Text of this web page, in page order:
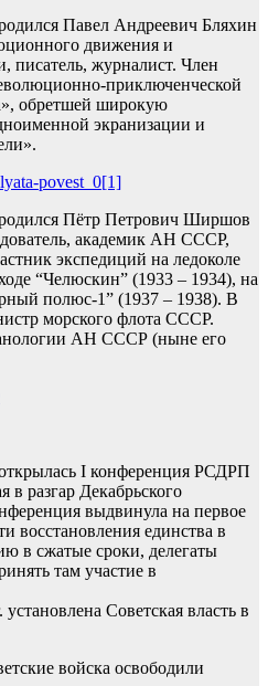
Павел Андреевич Бляхин
движения и
писатель, журналист. Член
приключенческой
обретшей широкую
экранизации и
родился Пётр Петрович Ширшов
академик АН СССР,
экспедиций на ледоколе
“Челюскин” (1933 – 1934), на
полюс-1” (1937 – 1938). В
морского флота СССР.
АН СССР (ныне его
I конференция РСДРП
разгар Декабрьского
выдвинула на первое
восстановления единства в
в сжатые сроки, делегаты
там участие в
Советская власть в
войска освободили